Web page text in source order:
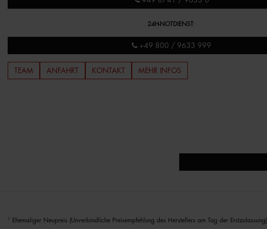
24H-NOTDIENST:
+49 800 / 9633 999
TEAM ANFAHRT KONTAKT MEHR INFOS
Ehemaliger Neupreis (Unverbindliche Preisempfehlung des Herstellers am Tag der Erstzulassung).